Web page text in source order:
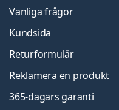
Vanliga frågor
Kundsida
Returformulär
Reklamera en produkt
365-dagars garanti